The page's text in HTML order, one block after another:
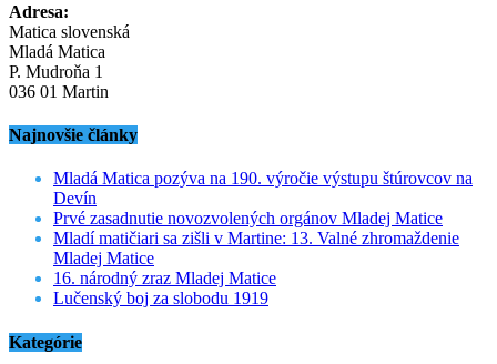
Adresa:
Matica slovenská
Mladá Matica
P. Mudroňa 1
036 01 Martin
Najnovšie články
Mladá Matica pozýva na 190. výročie výstupu štúrovcov na
Devín
Prvé zasadnutie novozvolených orgánov Mladej Matice
Mladí matičiari sa zišli v Martine: 13. Valné zhromaždenie
Mladej Matice
16. národný zraz Mladej Matice
Lučenský boj za slobodu 1919
Kategórie